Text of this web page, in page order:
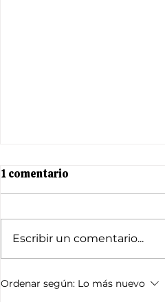
El día de hoy dimos inicio a
1 comentario
Escribir un comentario...
Ordenar según: Lo más nuevo